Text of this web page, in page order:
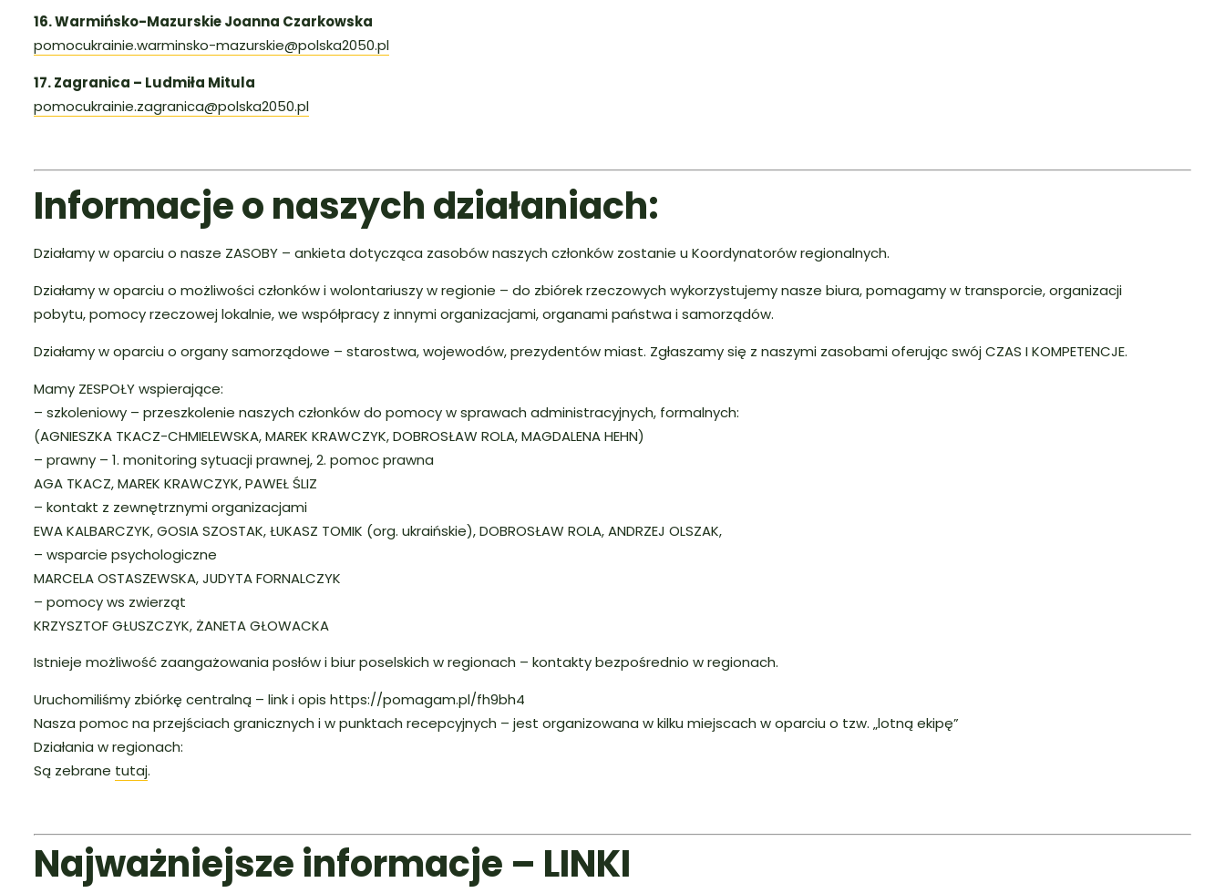
16. Warmińsko-Mazurskie Joanna Czarkowska
pomocukrainie.warminsko-mazurskie@polska2050.pl
17. Zagranica – Ludmiła Mitula
pomocukrainie.zagranica@polska2050.pl
Informacje o naszych działaniach:
Działamy w oparciu o nasze ZASOBY – ankieta dotycząca zasobów naszych członków zostanie u Koordynatorów regionalnych.
Działamy w oparciu o możliwości członków i wolontariuszy w regionie – do zbiórek rzeczowych wykorzystujemy nasze biura, pomagamy w transporcie, organizacji
pobytu, pomocy rzeczowej lokalnie, we współpracy z innymi organizacjami, organami państwa i samorządów.
Działamy w oparciu o organy samorządowe – starostwa, wojewodów, prezydentów miast. Zgłaszamy się z naszymi zasobami oferując swój CZAS I KOMPETENCJE.
Mamy ZESPOŁY wspierające:
– szkoleniowy – przeszkolenie naszych członków do pomocy w sprawach administracyjnych, formalnych:
(AGNIESZKA TKACZ-CHMIELEWSKA, MAREK KRAWCZYK, DOBROSŁAW ROLA, MAGDALENA HEHN)
– prawny – 1. monitoring sytuacji prawnej, 2. pomoc prawna
AGA TKACZ, MAREK KRAWCZYK, PAWEŁ ŚLIZ
– kontakt z zewnętrznymi organizacjami
EWA KALBARCZYK, GOSIA SZOSTAK, ŁUKASZ TOMIK (org. ukraińskie), DOBROSŁAW ROLA, ANDRZEJ OLSZAK,
– wsparcie psychologiczne
MARCELA OSTASZEWSKA, JUDYTA FORNALCZYK
– pomocy ws zwierząt
KRZYSZTOF GŁUSZCZYK, ŻANETA GŁOWACKA
Istnieje możliwość zaangażowania posłów i biur poselskich w regionach – kontakty bezpośrednio w regionach.
Uruchomiliśmy zbiórkę centralną – link i opis https://pomagam.pl/fh9bh4
Nasza pomoc na przejściach granicznych i w punktach recepcyjnych – jest organizowana w kilku miejscach w oparciu o tzw. „lotną ekipę”
Działania w regionach:
Są zebrane tutaj.
Najważniejsze informacje – LINKI